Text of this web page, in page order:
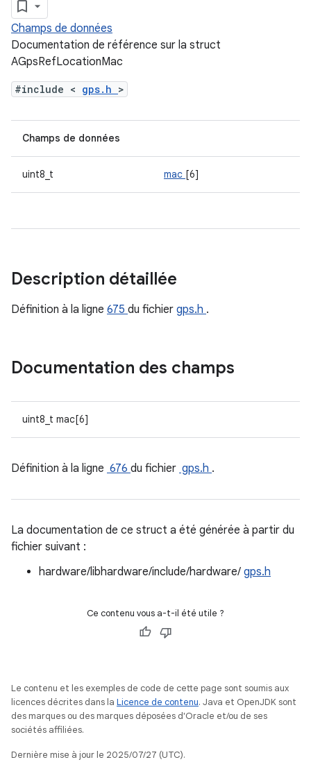
Champs de données
Documentation de référence sur la struct
AGpsRefLocationMac
#include < gps.h >
Champs de données
uint8_t mac [6]
Description détaillée
Définition à la ligne 675 du fichier gps.h .
Documentation des champs
uint8_t mac[6]
Définition à la ligne 676 du fichier gps.h .
La documentation de ce struct a été générée à partir du
fichier suivant :
hardware/libhardware/include/hardware/ gps.h
Ce contenu vous a-t-il été utile ?
Le contenu et les exemples de code de cette page sont soumis aux
licences décrites dans la Licence de contenu. Java et OpenJDK sont
des marques ou des marques déposées d'Oracle et/ou de ses
sociétés affiliées.
Dernière mise à jour le 2025/07/27 (UTC).